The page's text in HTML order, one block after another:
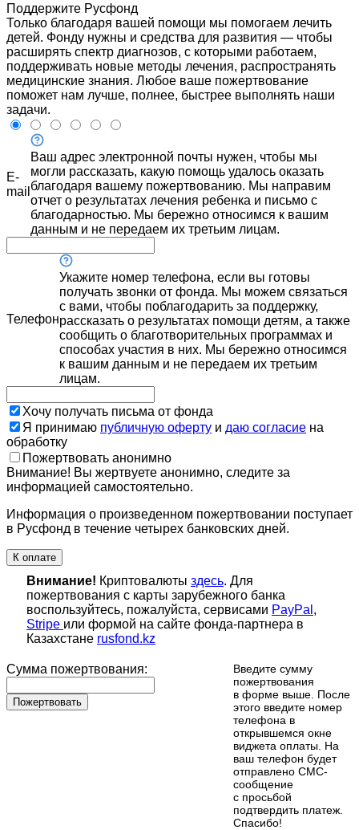
Поддержите Русфонд
Только благодаря вашей помощи мы помогаем лечить
детей. Фонду нужны и средства для развития — чтобы
расширять спектр диагнозов, с которыми работаем,
поддерживать новые методы лечения, распространять
медицинские знания. Любое ваше пожертвование
поможет нам лучше, полнее, быстрее выполнять наши
задачи.
E-
mail
Ваш адрес электронной почты нужен, чтобы мы
могли рассказать, какую помощь удалось оказать
благодаря вашему пожертвованию. Мы направим
отчет о результатах лечения ребенка и письмо с
благодарностью. Мы бережно относимся к вашим
данным и не передаем их третьим лицам.
Телефон
Укажите номер телефона, если вы готовы
получать звонки от фонда. Мы можем связаться
с вами, чтобы поблагодарить за поддержку,
рассказать о результатах помощи детям, а также
сообщить о благотворительных программах и
способах участия в них. Мы бережно относимся
к вашим данным и не передаем их третьим
лицам.
Хочу получать письма от фонда
Я принимаю публичную оферту и даю согласие на
обработку
Пожертвовать анонимно
Внимание! Вы жертвуете анонимно, следите за
информацией самостоятельно.
Информация о произведенном пожертвовании поступает
в Русфонд в течение четырех банковских дней.
К оплате
Внимание! Криптовалюты здесь. Для
пожертвования с карты зарубежного банка
воспользуйтесь, пожалуйста, сервисами PayPal ,
Stripe или формой на сайте фонда-партнера в
Казахстане rusfond.kz
Сумма пожертвования:
Пожертвовать
Введите сумму
пожертвования
в форме выше. После
этого введите номер
телефона в
открывшемся окне
виджета оплаты. На
ваш телефон будет
отправлено СМС-
сообщение
с просьбой
подтвердить платеж.
Cпасибо!